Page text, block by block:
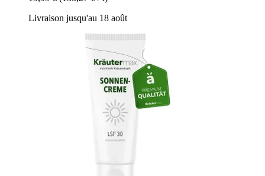
Livraison jusqu'au 18 août